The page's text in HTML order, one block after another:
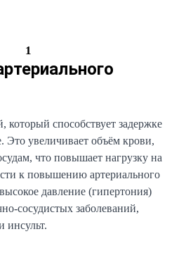
1
который способствует задержке
Это увеличивает объём крови,
что повышает нагрузку на
к повышению артериального
давление (гипертония)
сосудистых заболеваний,
инсульт.